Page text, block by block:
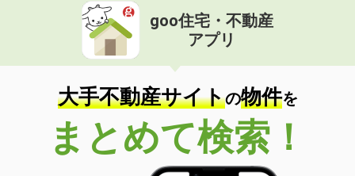
goo住宅・不動産
アプリ
大手不動産サイトの物件を
まとめて検索！